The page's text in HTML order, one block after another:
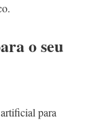
o seu
para